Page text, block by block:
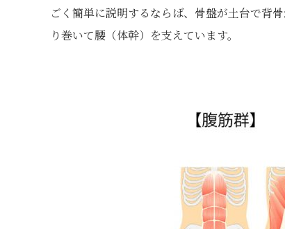
ごく簡単に説明するならば、骨盤が土台で背
り巻いて腰（体幹）を支えています。